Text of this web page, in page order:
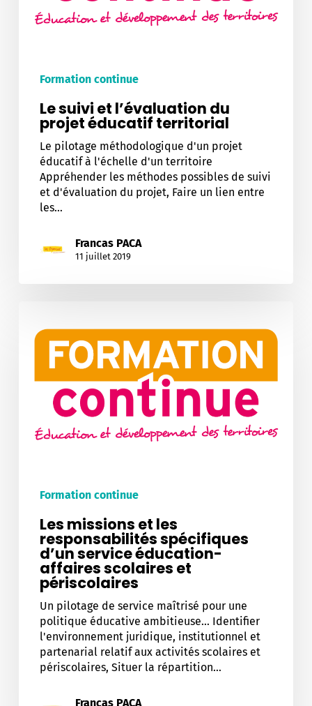
Formation continue
Le suivi et l’évaluation du
projet éducatif territorial
Le pilotage méthodologique d'un projet
éducatif à l'échelle d'un territoire
Appréhender les méthodes possibles de suivi
et d'évaluation du projet, Faire un lien entre
les…
Francas PACA
11 juillet 2019
responsabilités
spécifiques
éducation-
périscolaires
Formation continue
Les missions et les
responsabilités spécifiques
d’un service éducation-
affaires scolaires et
périscolaires
Un pilotage de service maîtrisé pour une
politique éducative ambitieuse... Identifier
l'environnement juridique, institutionnel et
partenarial relatif aux activités scolaires et
périscolaires, Situer la répartition…
Francas PACA